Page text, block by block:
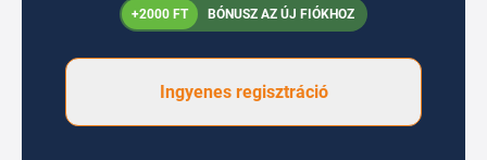
+2000 FT BÓNUSZ AZ ÚJ FIÓKHOZ
Ingyenes regisztráció